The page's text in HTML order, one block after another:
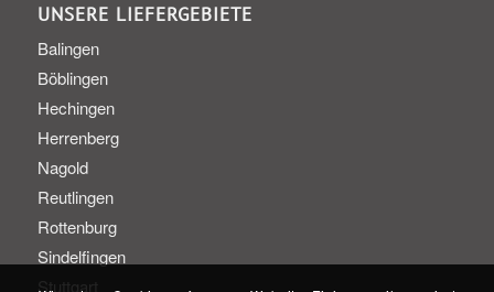
UNSERE LIEFERGEBIETE
Balingen
Böblingen
Hechingen
Herrenberg
Nagold
Reutlingen
Rottenburg
Sindelfingen
Stuttgart